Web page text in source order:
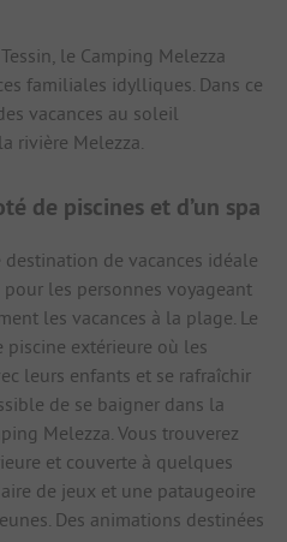
le Camping Melezza
familiales idylliques. Dans ce
vacances au soleil
rivière Melezza.
de piscines et d’un spa
de vacances idéale
les personnes voyageant
les vacances à la plage. Le
piscine extérieure où les
leurs enfants et se rafraîchir
de se baigner dans la
Melezza. Vous trouverez
et couverte à quelques
de jeux et une pataugeoire
Des animations destinées